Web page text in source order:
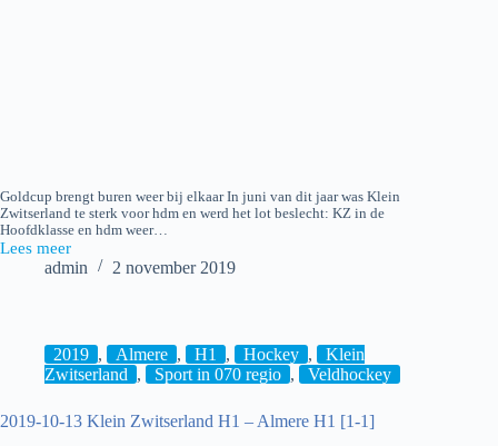
Goldcup brengt buren weer bij elkaar In juni van dit jaar was Klein
Zwitserland te sterk voor hdm en werd het lot beslecht: KZ in de
Hoofdklasse en hdm weer…
Lees meer
2019-
H1*
admin 2 november 2019
2019 , Almere , H1 , Hockey ,
Klein
Zwitserland , Sport in 070 regio , Veldhockey
2019-10-13 Klein Zwitserland H1 – Almere H1 [1-1]